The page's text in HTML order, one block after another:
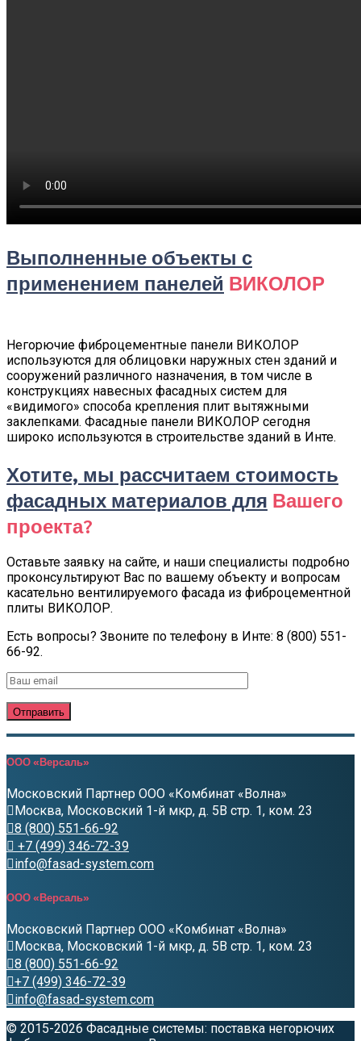
Выполненные объекты с
применением панелей ВИКОЛОР
Негорючие фиброцементные панели ВИКОЛОР
используются для облицовки наружных стен зданий и
сооружений различного назначения, в том числе в
конструкциях навесных фасадных систем для
«видимого» способа крепления плит вытяжными
заклепками. Фасадные панели ВИКОЛОР сегодня
широко используются в строительстве зданий в Инте.
Хотите, мы рассчитаем стоимость
фасадных материалов для Вашего
проекта?
Оставьте заявку на сайте, и наши специалисты подробно
проконсультируют Вас по вашему объекту и вопросам
касательно вентилируемого фасада из фиброцементной
плиты ВИКОЛОР.
Есть вопросы? Звоните по телефону в Инте: 8 (800) 551-
66-92.
ООО «Версаль»
Московский Партнер ООО «Комбинат «Волна»
Москва, Московский 1-й мкр, д. 5В стр. 1, ком. 23
8 (800) 551-66-92
+7 (499) 346-72-39
info@fasad-system.com
ООО «Версаль»
Московский Партнер ООО «Комбинат «Волна»
Москва, Московский 1-й мкр, д. 5В стр. 1, ком. 23
8 (800) 551-66-92
+7 (499) 346-72-39
info@fasad-system.com
© 2015-2026 Фасадные системы: поставка негорючих